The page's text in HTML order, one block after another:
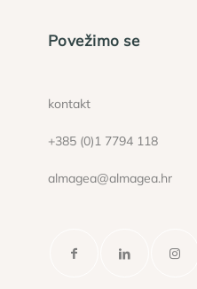
Povežimo se
kontakt
+385 (0)1 7794 118
almagea@almagea.hr